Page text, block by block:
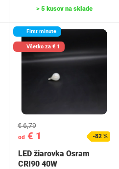
> 5 kusov na sklade
First minute
Všetko za € 1
od € 1
€ 6,79
-82 %
LED žiarovka Osram
CRI90 40W